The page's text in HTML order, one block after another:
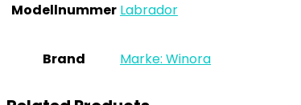
Modellnummer ‎Labrador
Brand Marke: Winora